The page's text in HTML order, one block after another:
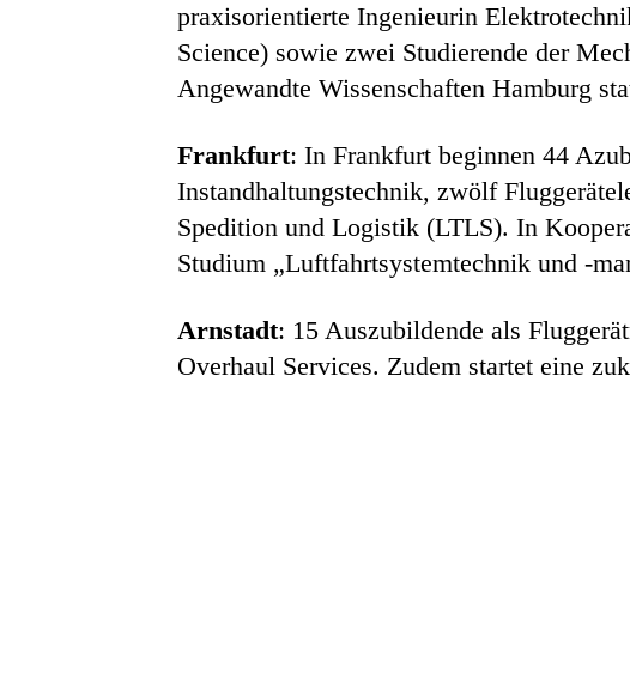
praxisorientierte Ingenieurin
Science) sowie zwei Studierende der
Angewandte Wissenschaften Hamburg
Frankfurt: In Frankfurt beginnen 44
Instandhaltungstechnik, zwölf
Spedition und Logistik (LTLS). In
Studium „Luftfahrtsystemtechnik und -
Arnstadt: 15 Auszubildende als
Overhaul Services. Zudem startet eine